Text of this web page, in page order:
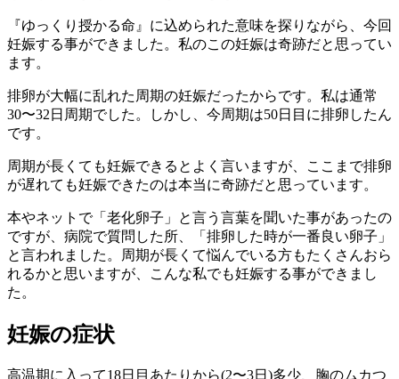
『ゆっくり授かる命』に込められた意味を探りながら、今回
妊娠する事ができました。私のこの妊娠は奇跡だと思ってい
ます。
排卵が大幅に乱れた周期の妊娠だったからです。私は通常
30〜32日周期でした。しかし、今周期は50日目に排卵したん
です。
周期が長くても妊娠できるとよく言いますが、ここまで排卵
が遅れても妊娠できたのは本当に奇跡だと思っています。
本やネットで「老化卵子」と言う言葉を聞いた事があったの
ですが、病院で質問した所、「排卵した時が一番良い卵子」
と言われました。周期が長くて悩んでいる方もたくさんおら
れるかと思いますが、こんな私でも妊娠する事ができまし
た。
妊娠の症状
高温期に入って18日目あたりから(2〜3日)多少、胸のムカつ